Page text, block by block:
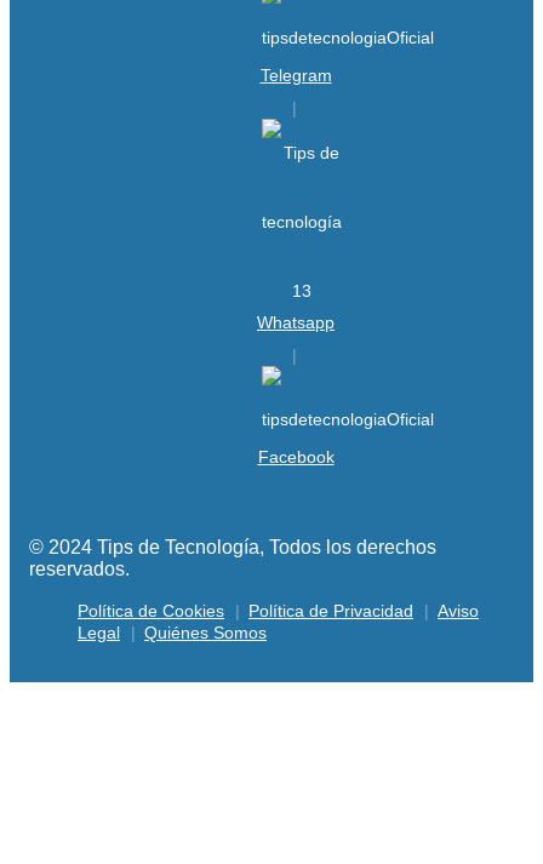
Telegram
Whatsapp
Facebook
© 2024 Tips de Tecnología, Todos los derechos
reservados.
Política de Cookies Política de Privacidad
Aviso
Legal
Quiénes Somos